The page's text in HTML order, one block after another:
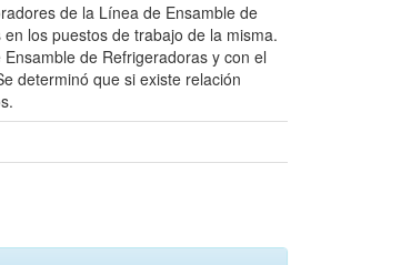
de la Línea de Ensamble de
los puestos de trabajo de la misma.
de Refrigeradoras y con el
determinó que si existe relación